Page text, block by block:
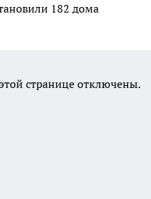
182 дома
странице отключены.